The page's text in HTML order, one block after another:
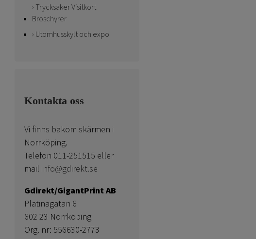
Trycksaker Visitkort
Broschyrer
Utomhusskylt och expo
Kontakta oss
Vi finns bakom skärmen i
Norrköping.
Telefon 011-251515 eller
mail info@gdirekt.se
Gdirekt/GigantPrint AB
Platinagatan 6
602 23 Norrköping
Org. nr: 556630-2773